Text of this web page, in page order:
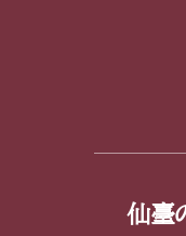
仙臺